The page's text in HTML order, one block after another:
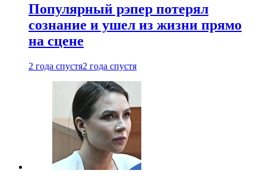
Популярный рэпер потерял
сознание и ушел из жизни прямо
на сцене
2 года спустя2 года спустя